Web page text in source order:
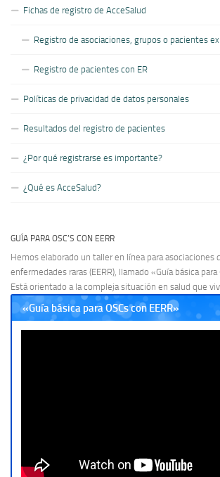
Fichas de registro de AcceSalud
Registro de asociaciones, grupos o pacientes
Registro de pacientes con ER
Políticas de privacidad de datos personales
Resultados del registro de pacientes
¿Por qué registrarse es importante?
¿Qué es AcceSalud?
GUÍA PARA OSC’S CON EERR
Hemos elaborado un taller en línea para asociaciones
enfermedades raras (EERR), llamado «Guía básica para
Está orientado a la compleja situación en salud que
«Guía básica para OSCs con EERR»